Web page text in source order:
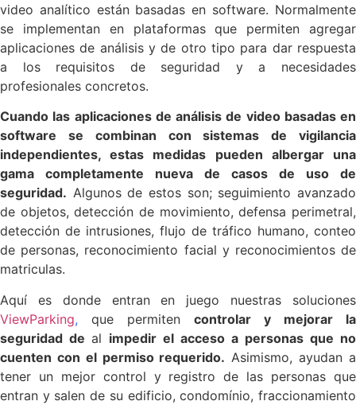
video analítico están basadas en software. Normalmente
se implementan en plataformas que permiten agregar
aplicaciones de análisis y de otro tipo para dar respuesta
a los requisitos de seguridad y a necesidades
profesionales concretos.
Cuando las aplicaciones de análisis de video basadas en
software se combinan con sistemas de vigilancia
independientes, estas medidas pueden albergar una
gama completamente nueva de casos de uso de
seguridad. Algunos de estos son; seguimiento avanzado
de objetos, detección de movimiento, defensa perimetral,
detección de intrusiones, flujo de tráfico humano, conteo
de personas, reconocimiento facial y reconocimientos de
matriculas.
Aquí es donde entran en juego nuestras soluciones
ViewParking, que permiten controlar y mejorar la
seguridad de al impedir el acceso a personas que no
cuenten con el permiso requerido. Asimismo, ayudan a
tener un mejor control y registro de las personas que
entran y salen de su edificio, condomínio, fraccionamiento